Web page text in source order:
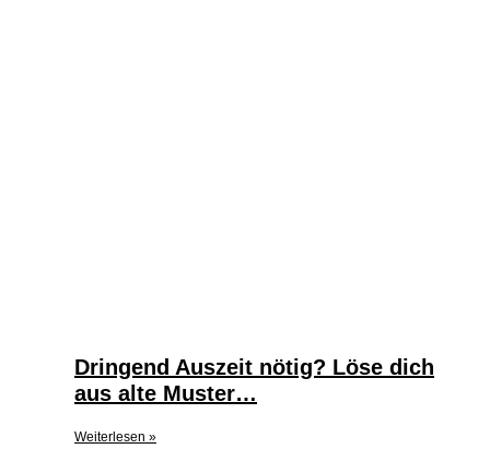
Dringend Auszeit nötig? Löse dich
aus alte Muster…
Weiterlesen »